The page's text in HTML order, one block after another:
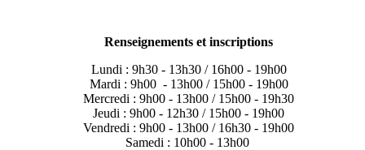
Renseignements et inscriptions
Lundi : 9h30 - 13h30 / 16h00 - 19h00
Mardi : 9h00 - 13h00 / 15h00 - 19h00
Mercredi : 9h00 - 13h00 / 15h00 - 19h30
Jeudi : 9h00 - 12h30 / 15h00 - 19h00
Vendredi : 9h00 - 13h00 / 16h30 - 19h00
Samedi : 10h00 - 13h00